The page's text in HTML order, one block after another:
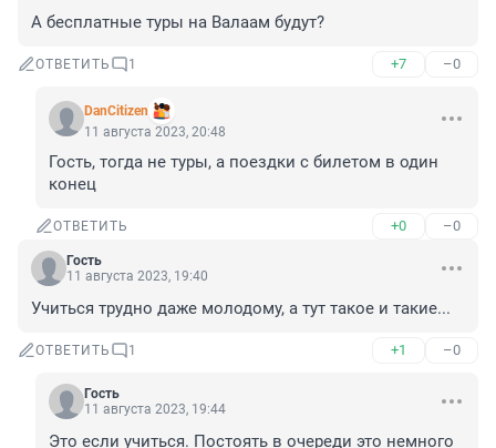
А бесплатные туры на Валаам будут?
ОТВЕТИТЬ 1 +7 –0
DanCitizen
11 августа 2023, 20:48
Гость, тогда не туры, а поездки с билетом в один
конец
ОТВЕТИТЬ +0 –0
Гость
11 августа 2023, 19:40
Учиться трудно даже молодому, а тут такое и такие...
ОТВЕТИТЬ 1 +1 –0
Гость
11 августа 2023, 19:44
Это если учиться. Постоять в очереди это немного